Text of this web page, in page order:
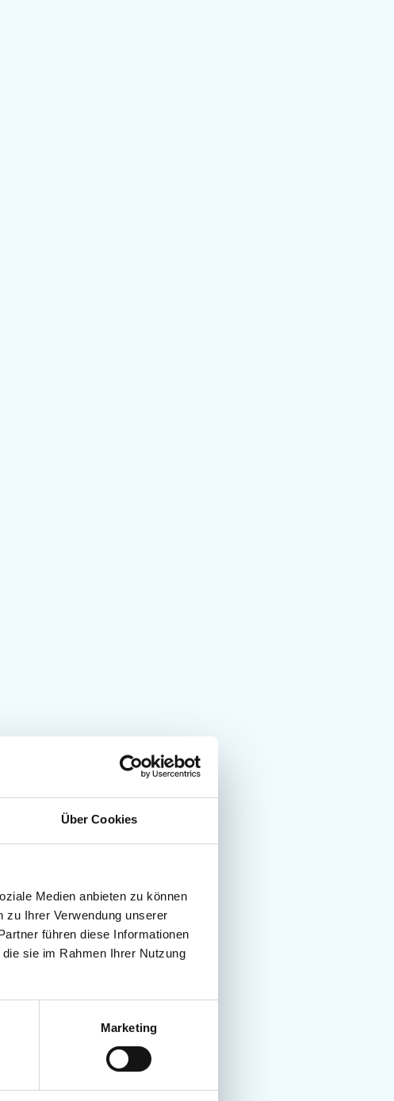
Über Cookies
Medien anbieten zu können
zu Ihrer Verwendung unserer
führen diese Informationen
sie im Rahmen Ihrer Nutzung
Marketing